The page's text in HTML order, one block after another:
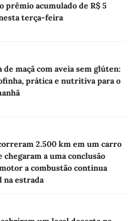
prêmio acumulado de R$ 5
terça-feira
de maçã com aveia sem glúten:
prática e nutritiva para o
2.500 km em um carro
chegaram a uma conclusão
a combustão continua
na estrada